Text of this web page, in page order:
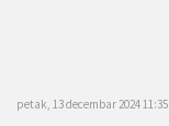
petak, 13 decembar 2024 11:35